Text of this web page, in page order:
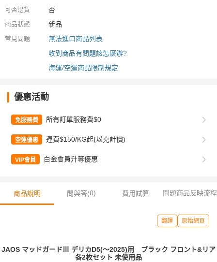
可否退貨 否
商品狀態 新品
常見問題
無法進口商品列表
收到商品有問題該怎麼辦?
海運/空運商品限制規定
優惠活動
免服務費 所有訂單服務費$0
空運優惠 運費$150/KG起(以克計價)
VIP會員 白金會員升等優惠
商品說明 問與答(0) 費用試算 問題商品反映流程
翻譯 原始網頁
JAOS マッドガードⅢ デリカD5(〜2025)用 ブラック フロント&リア
各2枚セット 未使用品